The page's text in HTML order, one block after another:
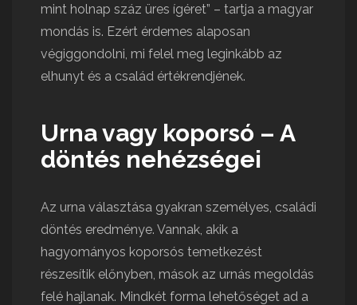
mint holnap száz üres ígéret” – tartja a magyar
mondás is. Ezért érdemes alaposan
végiggondolni, mi felel meg leginkább az
elhunyt és a család értékrendjének.
Urna vagy koporsó – A
döntés nehézségei
Az urna választása gyakran személyes, családi
döntés eredménye. Vannak, akik a
hagyományos koporsós temetkezést
részesítik előnyben, mások az urnás megoldás
felé hajlanak. Mindkét forma lehetőséget ad a